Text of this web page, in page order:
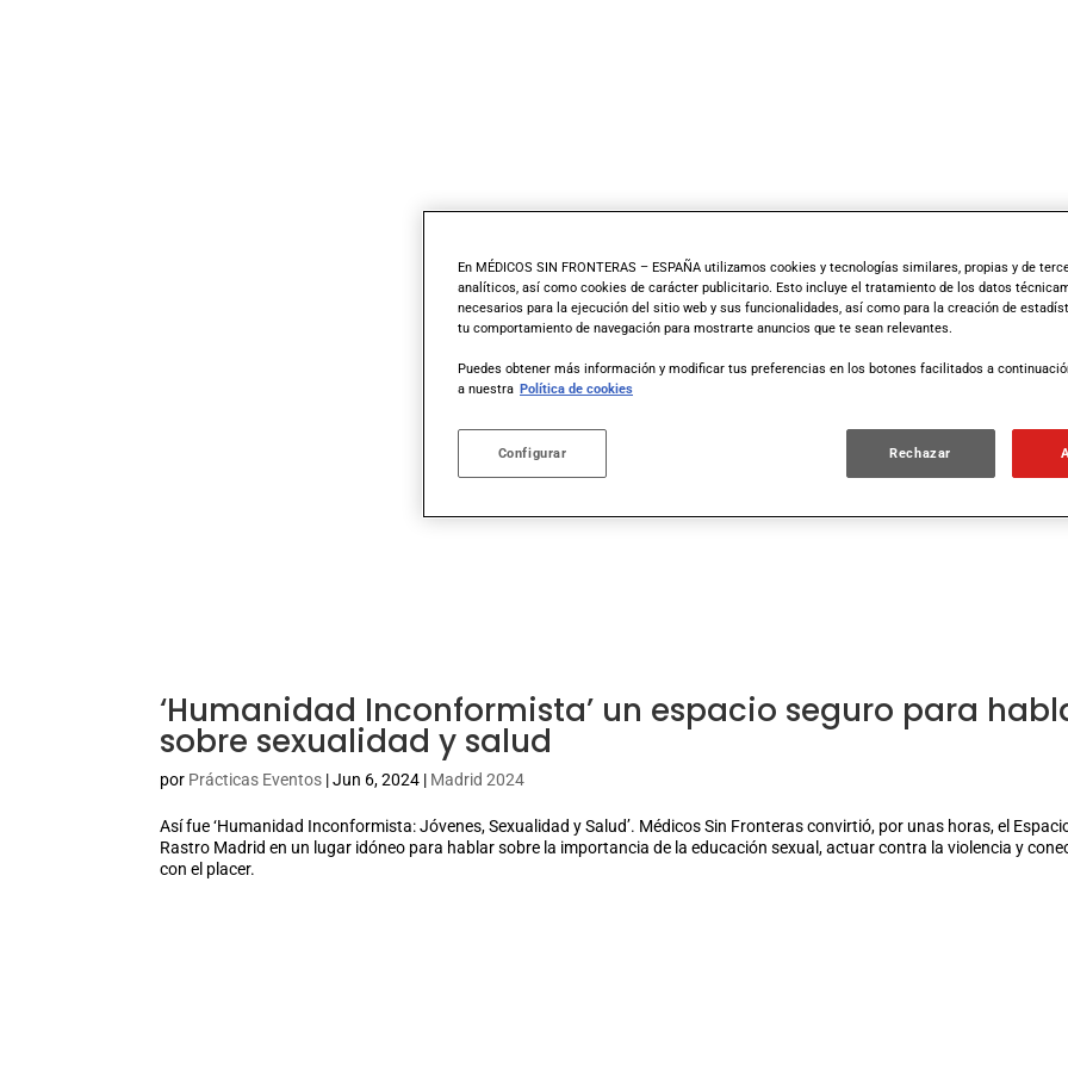
‘Humanidad Inconformista’ un espacio seguro para
sobre sexualidad y salud
por Prácticas Eventos |Jun 6, 2024 | Madrid 2024
Así fue ‘Humanidad Inconformista: Jóvenes, Sexualidad y Salud’. Médicos Sin Fronteras convirtió, por unas horas, el
Rastro Madrid en un lugar idóneo para hablar sobre la importancia de la educación sexual, actuar contra la violencia y
con el placer.
En MÉDICOS SIN FRONTERAS – ESPAÑA utilizamos cookies y tecnologías similares, propias y de
analíticos, así como cookies de carácter publicitario. Esto incluye el tratamiento de los datos
necesarios para la ejecución del sitio web y sus funcionalidades, así como para la creación de
tu comportamiento de navegación para mostrarte anuncios que te sean relevantes.
Puedes obtener más información y modificar tus preferencias en los botones facilitados a
a nuestra Política de cookies
Configurar Rechazar